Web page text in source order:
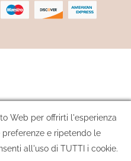
Web per offrirti l'esperienza
e ripetendo le
all'uso di TUTTI i cookie.